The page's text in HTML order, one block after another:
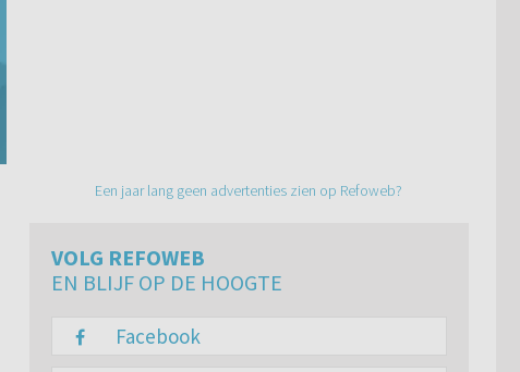
Een jaar lang geen advertenties zien op Refoweb?
VOLG REFOWEB
EN BLIJF OP DE HOOGTE
Facebook